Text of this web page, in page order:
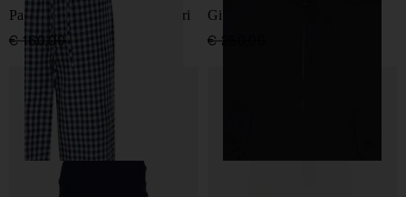
Pantaloni da pigiama a quadri
€ 160,00 € 112,00
Giacca blouson in cotone
€ 260,00